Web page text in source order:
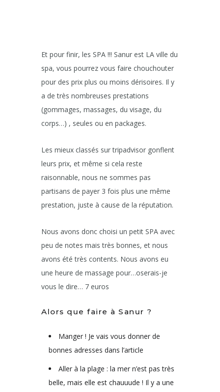
Et pour finir, les SPA !!! Sanur est LA ville du
spa, vous pourrez vous faire chouchouter
pour des prix plus ou moins dérisoires. Il y
a de très nombreuses prestations
(gommages, massages, du visage, du
corps…) , seules ou en packages.
Les mieux classés sur tripadvisor gonflent
leurs prix, et même si cela reste
raisonnable, nous ne sommes pas
partisans de payer 3 fois plus une même
prestation, juste à cause de la réputation.
Nous avons donc choisi un petit SPA avec
peu de notes mais très bonnes, et nous
avons été très contents. Nous avons eu
une heure de massage pour…oserais-je
vous le dire… 7 euros
Alors que faire à Sanur ?
Manger ! Je vais vous donner de
bonnes adresses dans l’article
Aller à la plage : la mer n’est pas très
belle, mais elle est chauuude ! Il y a une